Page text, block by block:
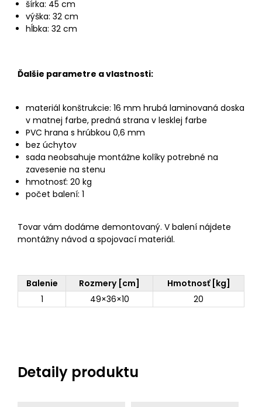
šírka: 45 cm
výška: 32 cm
hĺbka: 32 cm
Ďalšie parametre a vlastnosti:
materiál konštrukcie: 16 mm hrubá laminovaná doska
v matnej farbe, predná strana v lesklej farbe
PVC hrana s hrúbkou 0,6 mm
bez úchytov
sada neobsahuje montážne kolíky potrebné na
zavesenie na stenu
hmotnosť: 20 kg
počet balení: 1
Tovar vám dodáme demontovaný. V balení nájdete
montážny návod a spojovací materiál.
Balenie Rozmery [cm]
Hmotnosť [kg]
1
49×36×10 20
Detaily produktu